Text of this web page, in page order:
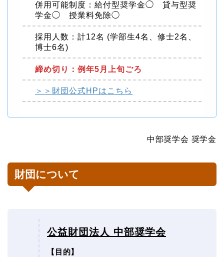
併用可能制度：給付型奨学金◯ 貸与型奨
学金◯ 授業料免除◯
採用人数：計12名 (学部生4名、修士2名、
博士6名)
締め切り：例年5月上旬ごろ
＞＞財団公式HPはこちら
中部奨学会 奨学金
財団について
公益財団法人 中部奨学会
【目的】